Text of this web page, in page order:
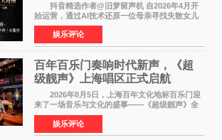
抖音精选作者@旧梦留声机 自2026年4月开
始运营，通过AI技术还原一位母亲寻找失散女儿
的故事，凭借强情感表达获得大量用户关注，发
布仅21小时便获得超1亿曝光、超1000万互动。
此后，账号持续沿
娱乐评论
百年百乐门奏响时代新声，《超
级靓声》上海唱区正式启航
2026年8月5日，上海百年文化地标百乐门迎
来了一场音乐与文化的盛事——《超级靓声》全
国励志音乐公益节目上海唱区新闻发布会暨启动
仪式在此隆重举行。各界领导、嘉宾与媒体朋友
齐聚一堂，共同
娱乐评论